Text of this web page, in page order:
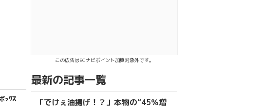
この広告はECナビポイント加算対象外です。
最新の記事一覧
「でけぇ油揚げ！？」本物の“45％増